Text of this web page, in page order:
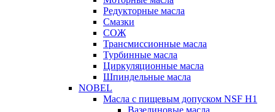
Редукторные масла
Смазки
СОЖ
Трансмиссионные масла
Турбинные масла
Циркуляционные масла
Шпиндельные масла
NOBEL
Масла с пищевым допуском NSF H1
Вазелиновые масла